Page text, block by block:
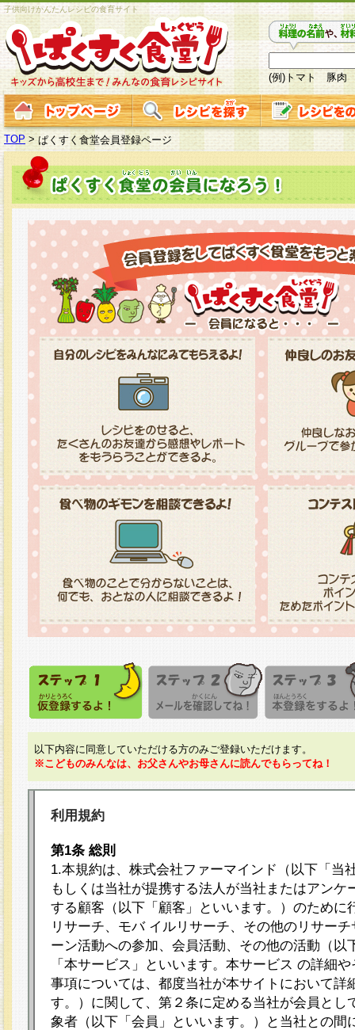
子供向けかんたんレシピの食育サイト
(例)トマト 豚肉
TOP > ぱくすく食堂会員登録ページ
以下内容に同意していただける方のみご登録いただけます。
※こどものみんなは、お父さんやお母さんに読んでもらってね！
利用規約
第1条 総則
1.本規約は、株式会社ファーマインド（以下「当
もしくは当社が提携する法人が当社またはアンケ
する顧客（以下「顧客」といいます。）のために
リサーチ、モバ イルリサーチ、その他のリサー
ーン活動への参加、会員活動、その他の活動（以
「本サービス」といいます。本サービス の詳細
事項については、都度当社が本サイトにおいて詳
す。）に関して、第２条に定める当社が会員とし
象者（以下「会員」といいます。）と当社との間